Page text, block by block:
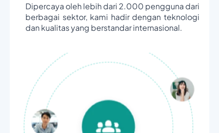
Dipercaya oleh lebih dari 2.000 pengguna dari
berbagai sektor, kami hadir dengan teknologi
dan kualitas yang berstandar internasional.